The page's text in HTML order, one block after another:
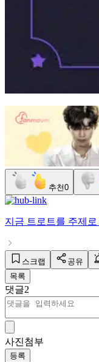
추천0
지금 트로트를 주제로
스크랩 공유
목록
댓글2
사진첨부
등록